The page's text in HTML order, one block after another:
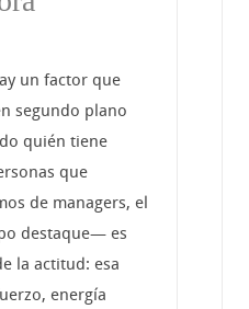
un factor que
segundo plano
quién tiene
que
de managers, el
destaque— es
la actitud: esa
energía